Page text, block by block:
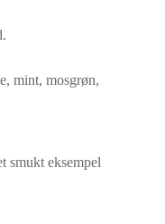
mint, mosgrøn,
smukt eksempel